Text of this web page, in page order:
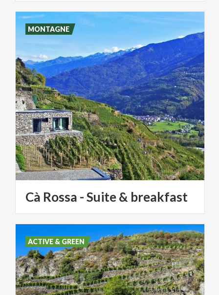
Cà Rossa -Suite& breakfast
MONTAGNE
ACTIVE & GREEN